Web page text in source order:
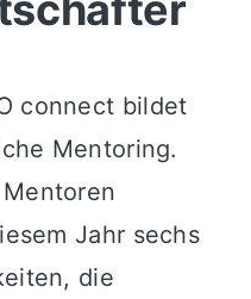
connect bildet
Mentoring.
Jahr sechs
die